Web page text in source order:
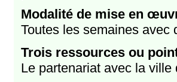
Modalité de mise en
Toutes les semaines avec
Trois ressources ou
Le partenariat avec la ville